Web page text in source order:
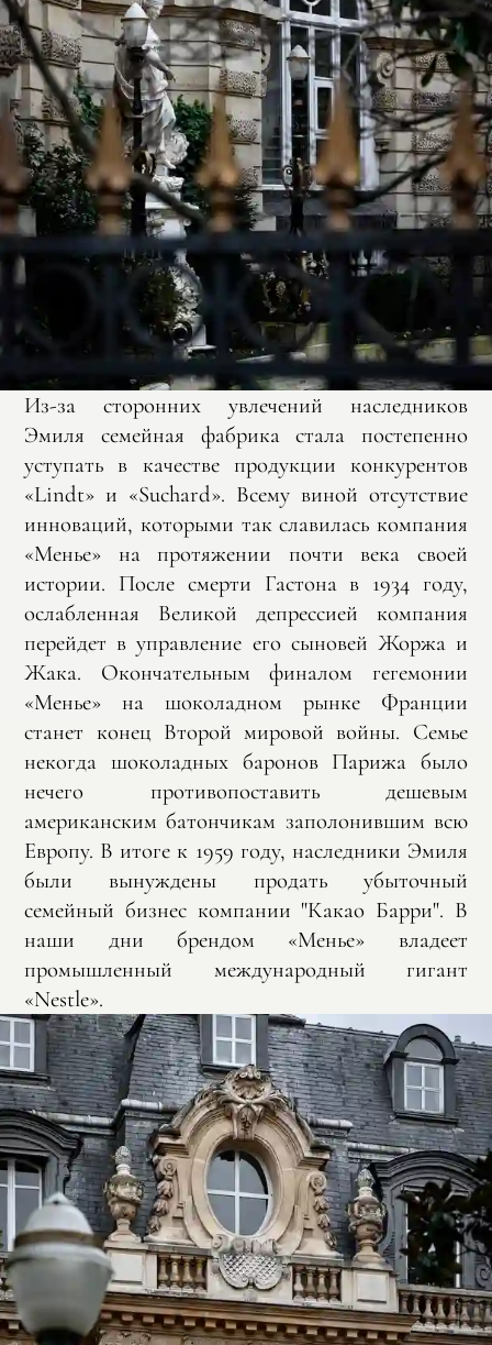
Из-за сторонних увлечений наследников
Эмиля семейная фабрика стала постепенно
уступать в качестве продукции конкурентов
«Lindt» и «Suchard». Всему виной отсутствие
инноваций, которыми так славилась компания
«Менье» на протяжении почти века своей
истории. После смерти Гастона в 1934 году,
ослабленная Великой депрессией компания
перейдет в управление его сыновей Жоржа и
Жака. Окончательным финалом гегемонии
«Менье» на шоколадном рынке Франции
станет конец Второй мировой войны. Семье
некогда шоколадных баронов Парижа было
нечего противопоставить дешевым
американским батончикам заполонившим всю
Европу. В итоге к 1959 году, наследники Эмиля
были вынуждены продать убыточный
семейный бизнес компании "Какао Барри". В
наши дни брендом «Менье» владеет
промышленный международный гигант
«Nestle».